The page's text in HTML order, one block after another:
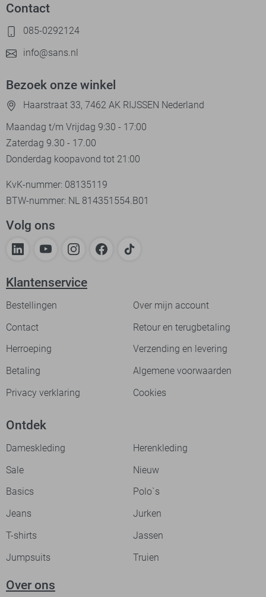
Contact
085-0292124
info@sans.nl
Bezoek onze winkel
Haarstraat 33, 7462 AK RIJSSEN Nederland
Maandag t/m Vrijdag 9:30 - 17:00
Zaterdag 9.30 - 17.00
Donderdag koopavond tot 21:00
KvK-nummer: 08135119
BTW-nummer: NL 814351554.B01
Volg ons
Klantenservice
Bestellingen
Over mijn account
Contact
Retour en terugbetaling
Herroeping
Verzending en levering
Betaling
Algemene voorwaarden
Privacy verklaring
Cookies
Ontdek
Dameskleding
Herenkleding
Sale
Nieuw
Basics
Polo`s
Jeans
Jurken
T-shirts
Jassen
Jumpsuits
Truien
Over ons